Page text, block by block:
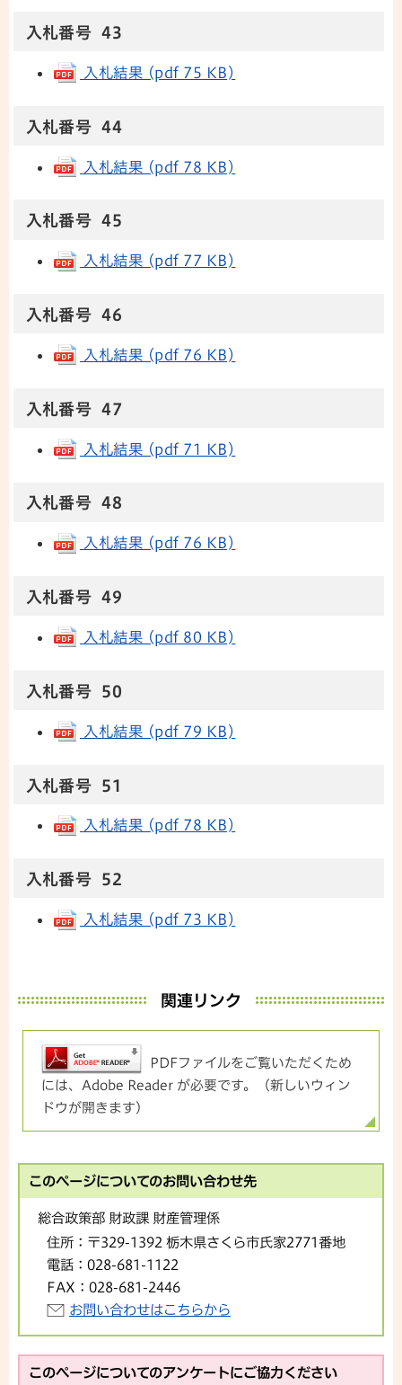
入札番号 43
入札結果 (pdf 75 KB)
入札番号 44
入札結果 (pdf 78 KB)
入札番号 45
入札結果 (pdf 77 KB)
入札番号 46
入札結果 (pdf 76 KB)
入札番号 47
入札結果 (pdf 71 KB)
入札番号 48
入札結果 (pdf 76 KB)
入札番号 49
入札結果 (pdf 80 KB)
入札番号 50
入札結果 (pdf 79 KB)
入札番号 51
入札結果 (pdf 78 KB)
入札番号 52
入札結果 (pdf 73 KB)
関連リンク
PDFファイルをご覧いただくため
には、Adobe Reader が必要です。（新しいウィン
ドウが開きます）
このページについてのお問い合わせ先
総合政策部 財政課 財産管理係
住所： 〒329-1392 栃木県さくら市氏家2771番地
電話： 028-681-1122
FAX： 028-681-2446
お問い合わせはこちらから
このページについてのアンケートにご協力ください